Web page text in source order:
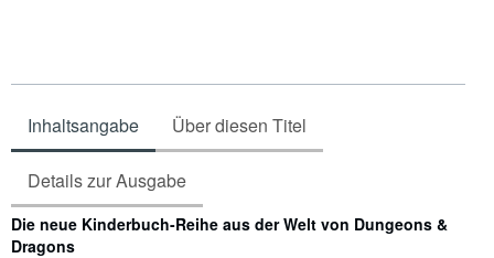
Inhaltsangabe Über diesen Titel
Details zur Ausgabe
Inhaltsangabe
Die neue Kinderbuch-Reihe aus der Welt von Dungeons &
Dragons